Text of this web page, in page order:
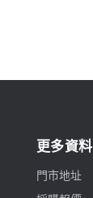
更多資料
門市地址